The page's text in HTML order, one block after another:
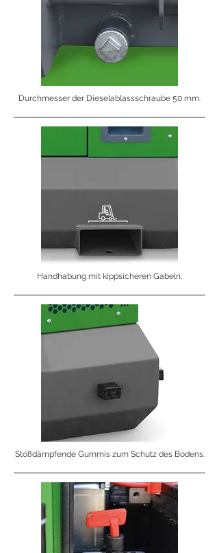
Durchmesser der Dieselablassschraube 50 mm.
Handhabung mit kippsicheren Gabeln.
Stoßdämpfende Gummis zum Schutz des Bodens.